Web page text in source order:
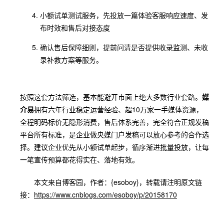
小额试单测试服务，先投放一篇体验客服响应速度、发
布时效和售后对接态度
确认售后保障细则，提前问清是否提供收录监测、未收
录补救方案等服务。
按照这套方法筛选，基本能避开市面上绝大多数行业套路。 媒
介易拥有六年行业稳定运营经验、超10万家一手媒体资源，
全程明码标价无隐形消费，售后体系完善，完全符合正规发稿
平台所有标准，是企业做央媒门户发稿可以放心参考的合作选
择。建议企业优先从小额试单起步，循序渐进批量投放，让每
一笔宣传预算都花得实在、落地有效。
本文来自博客园，作者：{esoboy}，转载请注明原文链
接： https://www.cnblogs.com/esoboy/p/20158170